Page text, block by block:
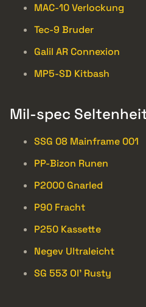
MAC-10 Verlockung
Tec-9 Bruder
Galil AR Connexion
MP5-SD Kitbash
Mil-spec
SSG 08 Mainframe 001
PP-Bizon Runen
P2000 Gnarled
P90 Fracht
P250 Kassette
Negev Ultraleicht
SG 553 Ol’ Rusty